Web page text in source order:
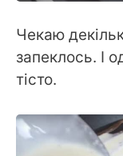
Чекаю
запеклось. І
тісто.